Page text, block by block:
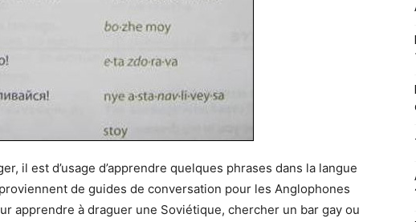
il est d’usage d’apprendre quelques phrases dans la langue
de guides de conversation pour les Anglophones
apprendre à draguer une Soviétique, chercher un bar gay ou